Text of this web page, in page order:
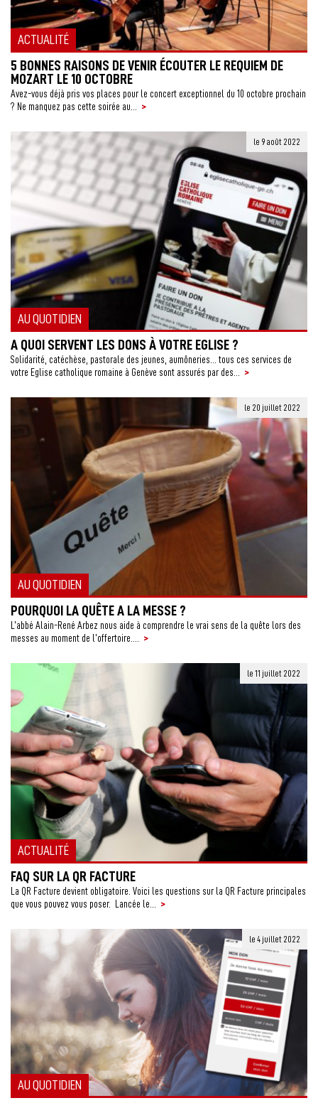
ACTUALITÉ
5 BONNES RAISONS DE VENIR ÉCOUTER LE REQUIEM DE
MOZART LE 10 OCTOBRE
Avez-vous déjà pris vos places pour le concert exceptionnel du 10 octobre prochain
? Ne manquez pas cette soirée au...
>
AU QUOTIDIEN
le 9 août 2022
A QUOI SERVENT LES DONS À VOTRE EGLISE ?
Solidarité, catéchèse, pastorale des jeunes, aumôneries… tous ces services de
votre Eglise catholique romaine à Genève sont assurés par des...
>
AU QUOTIDIEN
le 20 juillet 2022
POURQUOI LA QUÊTE A LA MESSE ?
L’abbé Alain-René Arbez nous aide à comprendre le vrai sens de la quête lors des
messes au moment de l’offertoire....
>
ACTUALITÉ
le 11 juillet 2022
FAQ SUR LA QR FACTURE
La QR Facture devient obligatoire. Voici les questions sur la QR Facture principales
que vous pouvez vous poser. Lancée le...
>
AU QUOTIDIEN
le 4 juillet 2022